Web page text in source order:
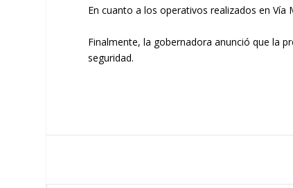
En cuanto a los operativos realizados en
Finalmente, la gobernadora anunció que la
seguridad.